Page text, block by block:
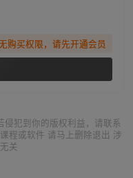
购买权限，请先开通会员
犯到你的版权利益，请联系
程或软件 请马上删除退出 涉
关